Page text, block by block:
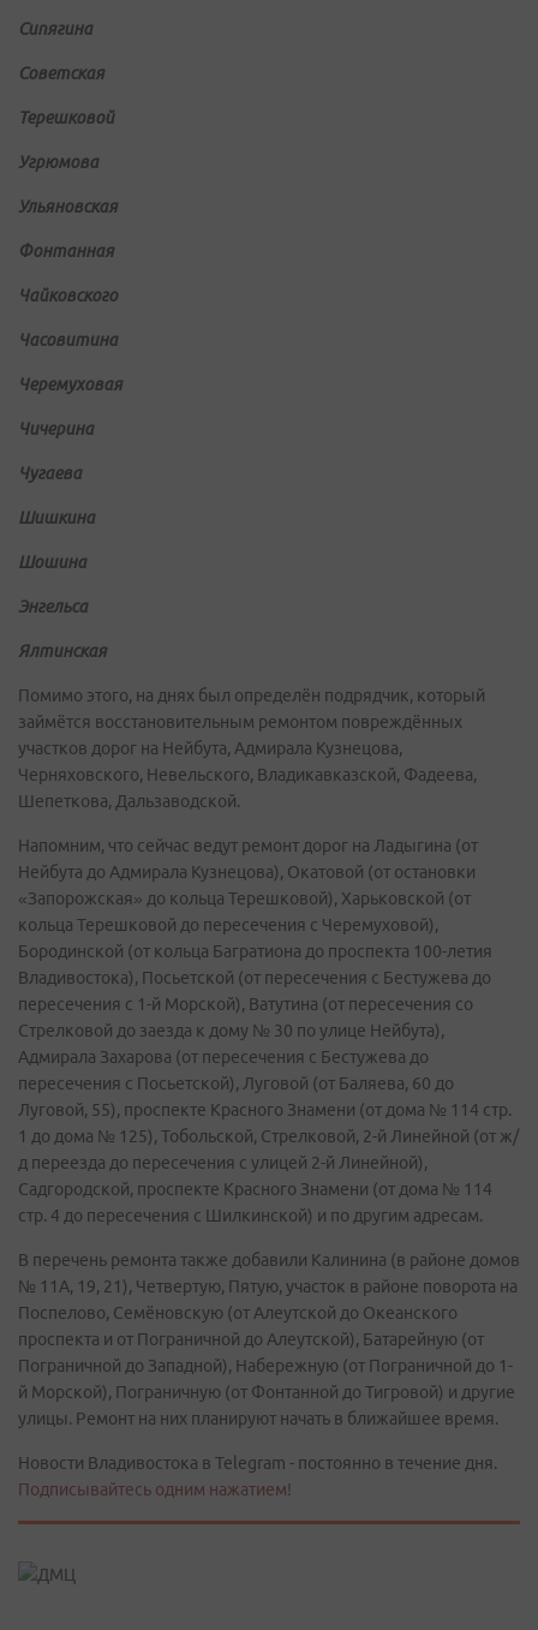
Сипягина
Советская
Терешковой
Угрюмова
Ульяновская
Фонтанная
Чайковского
Часовитина
Черемуховая
Чичерина
Чугаева
Шишкина
Шошина
Энгельса
Ялтинская
Помимо этого, на днях был определён подрядчик, который
займётся восстановительным ремонтом повреждённых
участков дорог на Нейбута, Адмирала Кузнецова,
Черняховского, Невельского, Владикавказской, Фадеева,
Шепеткова, Дальзаводской.
Напомним, что сейчас ведут ремонт дорог на Ладыгина (от
Нейбута до Адмирала Кузнецова), Окатовой (от остановки
«Запорожская» до кольца Терешковой), Харьковской (от
кольца Терешковой до пересечения с Черемуховой),
Бородинской (от кольца Багратиона до проспекта 100-летия
Владивостока), Посьетской (от пересечения с Бестужева до
пересечения с 1-й Морской), Ватутина (от пересечения со
Стрелковой до заезда к дому № 30 по улице Нейбута),
Адмирала Захарова (от пересечения с Бестужева до
пересечения с Посьетской), Луговой (от Баляева, 60 до
Луговой, 55), проспекте Красного Знамени (от дома № 114 стр.
1 до дома № 125), Тобольской, Стрелковой, 2-й Линейной (от ж/
д переезда до пересечения с улицей 2-й Линейной),
Садгородской, проспекте Красного Знамени (от дома № 114
стр. 4 до пересечения с Шилкинской) и по другим адресам.
В перечень ремонта также добавили Калинина (в районе домов
№ 11А, 19, 21), Четвертую, Пятую, участок в районе поворота на
Поспелово, Семёновскую (от Алеутской до Океанского
проспекта и от Пограничной до Алеутской), Батарейную (от
Пограничной до Западной), Набережную (от Пограничной до 1-
й Морской), Пограничную (от Фонтанной до Тигровой) и другие
улицы. Ремонт на них планируют начать в ближайшее время.
Новости Владивостока в Telegram - постоянно в течение дня.
Подписывайтесь одним нажатием!